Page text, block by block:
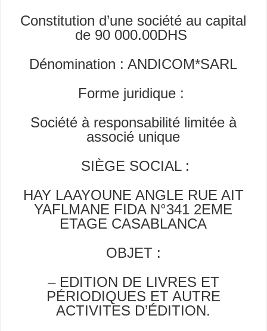
Constitution d’une société au capital
de 90 000.00DHS
Dénomination : ANDICOM*SARL
Forme juridique :
Société à responsabilité limitée à
associé unique
SIÈGE SOCIAL :
HAY LAAYOUNE ANGLE RUE AIT
YAFLMANE FIDA N°341 2EME
ETAGE CASABLANCA
OBJET :
– EDITION DE LIVRES ET
PÉRIODIQUES ET AUTRE
ACTIVITES D’ÉDITION.